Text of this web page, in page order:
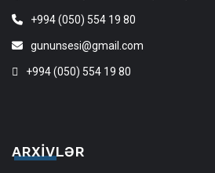
+994 (050) 554 19 80
gununsesi@gmail.com
+994 (050) 554 19 80
ARXIVLƏR